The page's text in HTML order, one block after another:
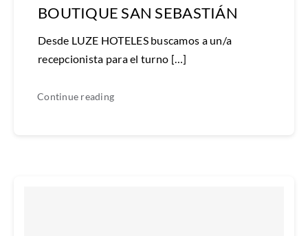
BOUTIQUE SAN SEBASTIÁN
Desde LUZE HOTELES buscamos a un/a
recepcionista para el turno […]
Continue reading